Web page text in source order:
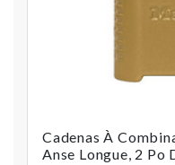
Cadenas À
Anse Longue, 2 Po